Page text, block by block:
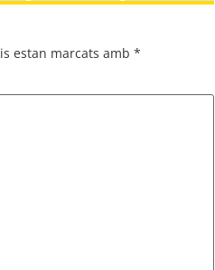
estan marcats amb *